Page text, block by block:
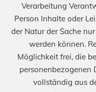
Verarbeitung
Person Inhalte oder
der Natur der Sache
werden können.
Möglichkeit frei, die
personenbezogenen
vollständig aus